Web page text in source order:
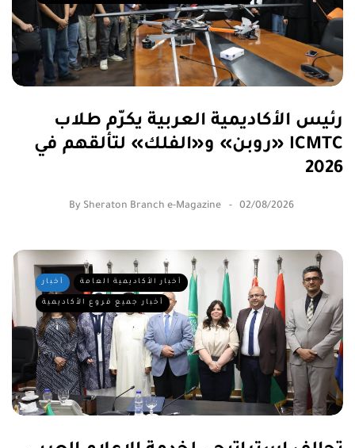
رئيس الأكاديمية العربية يكرّم طلاب
«روبن» و«الفلك» لتألقهم في ICMTC
2026
By Sheraton Branch e-Magazine 02/08/2026
أخبار أخبار الأكاديمية العامة
أخبار جميع فروع الأكاديمية